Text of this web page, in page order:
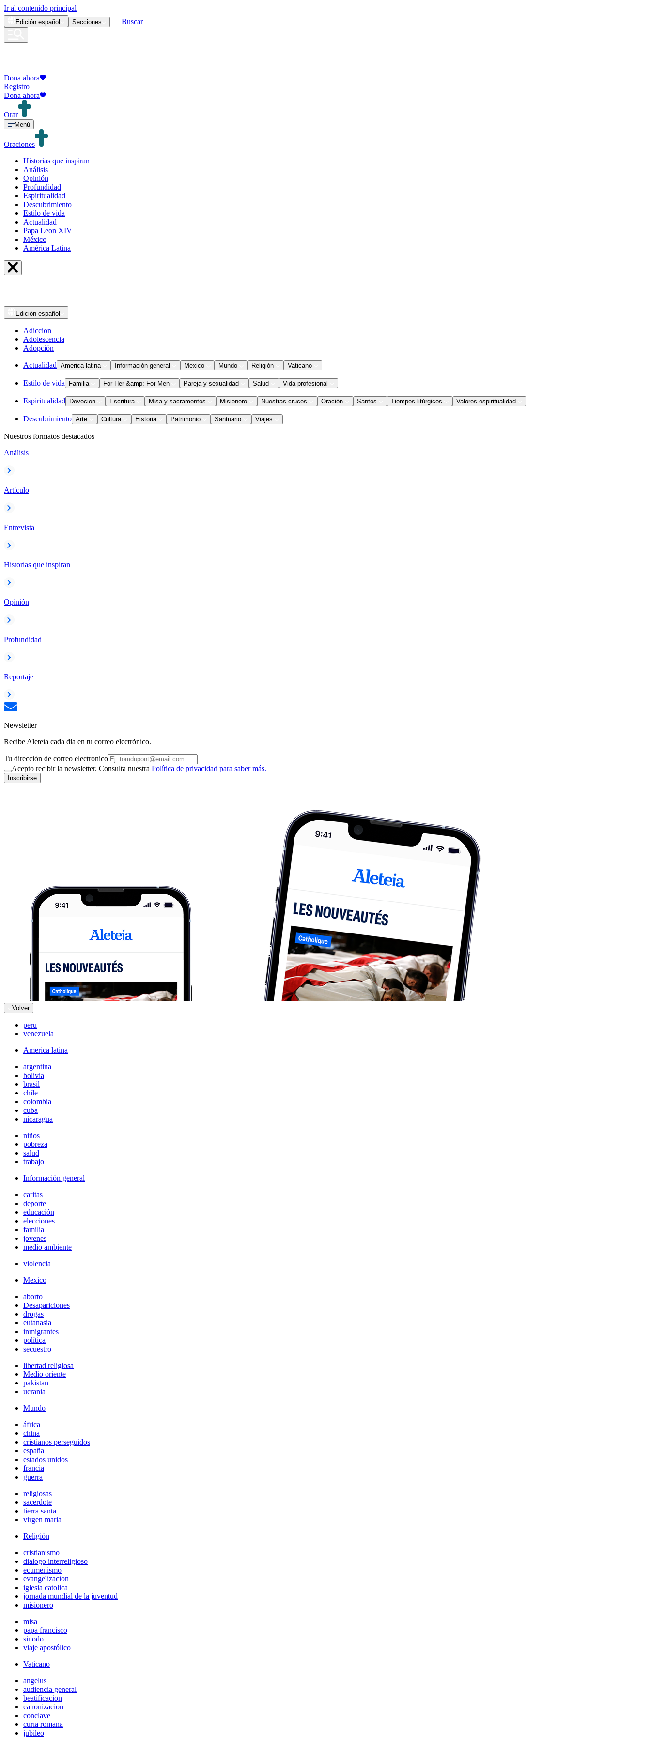
Ir al contenido principal
Edición español Secciones Buscar
Dona ahora
Registro
Dona ahora
Orar
Menú
Oraciones
Historias que inspiran
Análisis
Opinión
Profundidad
Espiritualidad
Descubrimiento
Estilo de vida
Actualidad
Papa Leon XIV
México
América Latina
Edición español
Adiccion
Adolescencia
Adopción
Actualidad America latina Información general Mexico Mundo Religión Vaticano
Estilo de vida Familia For Her &amp; For Men Pareja y sexualidad Salud Vida profesional
Espiritualidad Devocion Escritura Misa y sacramentos Misionero Nuestras cruces Oración Santos Tiempos litúrgicos Valores espiritualidad
Descubrimiento Arte Cultura Historia Patrimonio Santuario Viajes
Nuestros formatos destacados
Análisis
Artículo
Entrevista
Historias que inspiran
Opinión
Profundidad
Reportaje
Newsletter
Recibe Aleteia cada día en tu correo electrónico.
Tu dirección de correo electrónico
Acepto recibir la newsletter. Consulta nuestra Política de privacidad para saber más.
Inscribirse
Volver
peru
venezuela
America latina
argentina
bolivia
brasil
chile
colombia
cuba
nicaragua
niños
pobreza
salud
trabajo
Información general
caritas
deporte
educación
elecciones
familia
jovenes
medio ambiente
violencia
Mexico
aborto
Desapariciones
drogas
eutanasia
inmigrantes
política
secuestro
libertad religiosa
Medio oriente
pakistan
ucrania
Mundo
áfrica
china
cristianos perseguidos
españa
estados unidos
francia
guerra
religiosas
sacerdote
tierra santa
virgen maria
Religión
cristianismo
dialogo interreligioso
ecumenismo
evangelizacion
iglesia catolica
jornada mundial de la juventud
misionero
misa
papa francisco
sinodo
viaje apostólico
Vaticano
angelus
audiencia general
beatificacion
canonizacion
conclave
curia romana
jubileo